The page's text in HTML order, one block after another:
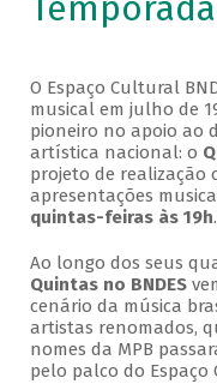
O Espaço Cultural
musical em julho de
pioneiro no apoio ao
artística nacional: o
projeto de realização
apresentações
quintas-feiras às 19h.
Ao longo dos seus
Quintas no BNDES
cenário da música
artistas renomados,
nomes da MPB
pelo palco do Espaço